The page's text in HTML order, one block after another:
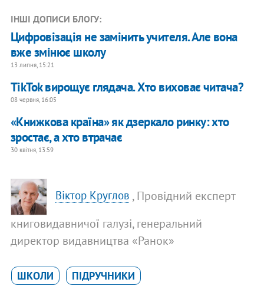
ІНШІ ДОПИСИ БЛОГУ:
Цифровізація не замінить учителя. Але вона
вже змінює школу
13 липня, 15:21
TikTok вирощує глядача. Хто виховає читача?
08 червня, 16:05
«Книжкова країна» як дзеркало ринку: хто
зростає, а хто втрачає
30 квітня, 13:59
Віктор Круглов , Провідний експерт
книговидавничої галузі, генеральний
директор видавництва «Ранок»
ШКОЛИ ПІДРУЧНИКИ